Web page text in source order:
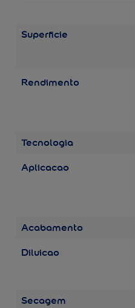
Superficie
Rendimento
Tecnologia
Aplicacao
Acabamento
Diluicao
Secagem